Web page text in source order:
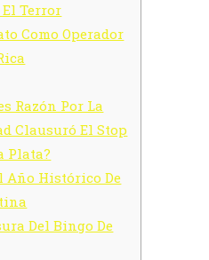
El Terror
Como Operador
Razón Por La
Clausuró El Stop
Plata?
Año Histórico De
Del Bingo De